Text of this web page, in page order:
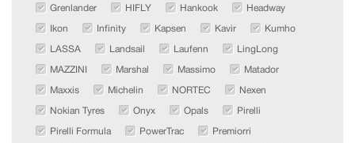
Grenlander HIFLY Hankook Headway
Ikon Infinity Kapsen Kavir Kumho
LASSA Landsail Laufenn LingLong
MAZZINI Marshal Massimo Matador
Maxxis Michelin NORTEC Nexen
Nokian Tyres Onyx Opals Pirelli
Pirelli Formula PowerTrac Premiorri